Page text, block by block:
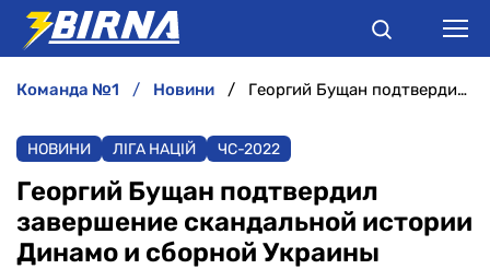
АНАЛІТИКА
ІНТЕРВ'Ю
команда №1 новини Георгий Бущан подтвердил завершение скандальной истории Динамо и сборной Украины
НОВИНИ ЛІГА НАЦІЙ ЧC-2022
Георгий Бущан подтвердил
завершение скандальной истории
Динамо и сборной Украины